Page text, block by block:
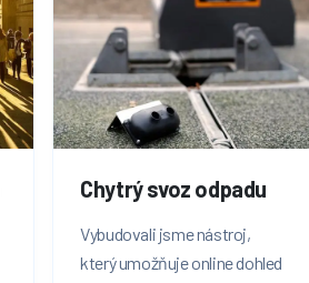
Chytrý svoz odpadu
Vybudovali jsme nástroj,
který umožňuje online dohled